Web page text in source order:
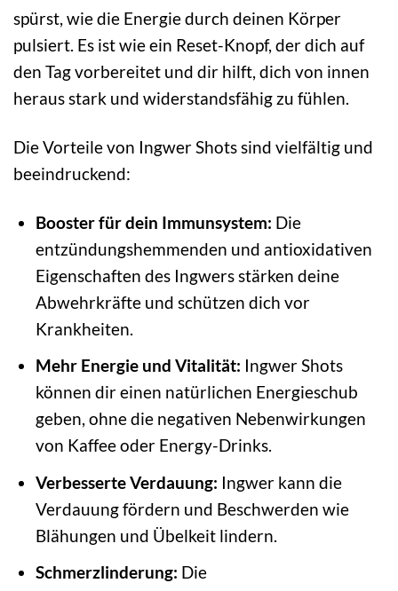
spürst, wie die Energie durch deinen Körper
pulsiert. Es ist wie ein Reset-Knopf, der dich auf
den Tag vorbereitet und dir hilft, dich von innen
heraus stark und widerstandsfähig zu fühlen.
Die Vorteile von Ingwer Shots sind vielfältig und
beeindruckend:
Booster für dein Immunsystem: Die
entzündungshemmenden und antioxidativen
Eigenschaften des Ingwers stärken deine
Abwehrkräfte und schützen dich vor
Krankheiten.
Mehr Energie und Vitalität: Ingwer Shots
können dir einen natürlichen Energieschub
geben, ohne die negativen Nebenwirkungen
von Kaffee oder Energy-Drinks.
Verbesserte Verdauung: Ingwer kann die
Verdauung fördern und Beschwerden wie
Blähungen und Übelkeit lindern.
Schmerzlinderung: Die